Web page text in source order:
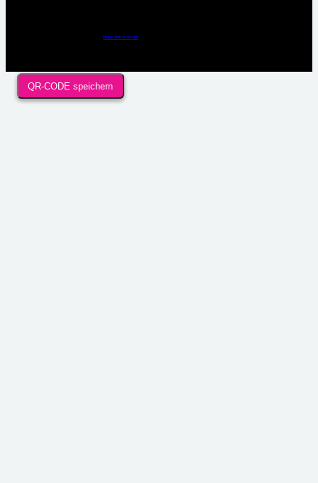
https://linkup.design
QR-CODE speichern